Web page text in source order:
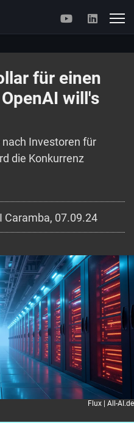
für einen
will's
Investoren für
die Konkurrenz
Caramba, 07.09.24
Flux | All-AI.de